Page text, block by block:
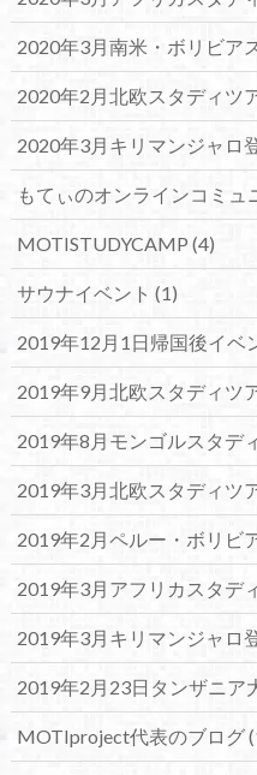
2020年3月南米・ボリビア
2020年2月北欧スタディツ
2020年3月キリマンジャロ
もてぃのオンラインコミュ
MOTISTUDYCAMP (4)
サウナイベント (1)
2019年12月1日帰国後イベ
2019年9月北欧スタディツ
2019年8月モンゴルスタデ
2019年3月北欧スタディツ
2019年2月ペルー・ボリビ
2019年3月アフリカスタデ
2019年3月キリマンジャロ
2019年2月23日タンザニア
MOTIproject代表のブログ